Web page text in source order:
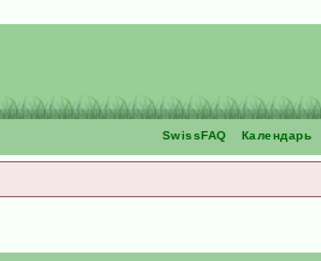
Календарь
SwissFAQ